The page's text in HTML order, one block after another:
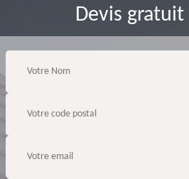
Devis gratuit